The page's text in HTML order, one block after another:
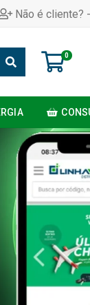
Não é cliente?
0